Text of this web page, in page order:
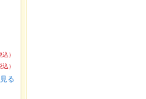
込）
込）
る